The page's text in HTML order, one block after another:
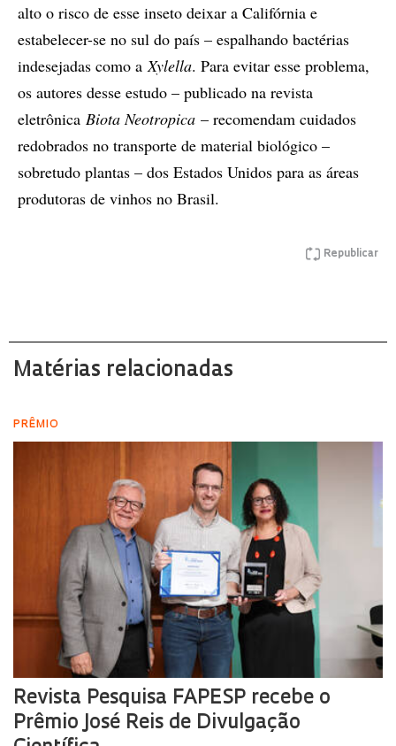
alto o risco de esse inseto deixar a Califórnia e
estabelecer-se no sul do país – espalhando bactérias
indesejadas como aXylella. Para evitar esse problema,
os autores desse estudo – publicado na revista
eletrônica Biota Neotropica – recomendam cuidados
redobrados no transporte de material biológico –
sobretudo plantas – dos Estados Unidos para as áreas
produtoras de vinhos no Brasil.
Republicar